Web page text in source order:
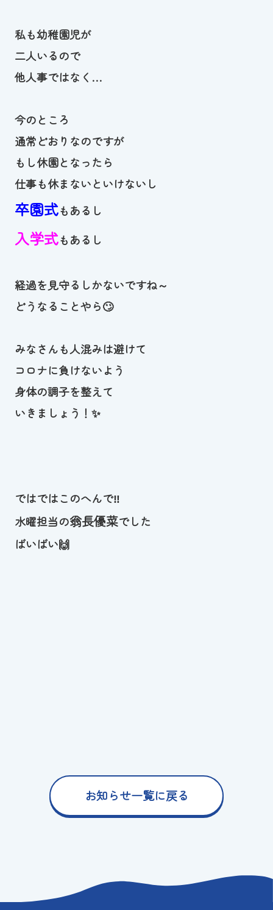
私も幼稚園児が
二人いるので
他人事ではなく…
今のところ
通常どおりなのですが
もし休園となったら
仕事も休まないといけないし
卒園式もあるし
入学式もあるし
経過を見守るしかないですね～
どうなることやら🙄
みなさんも人混みは避けて
コロナに負けないよう
身体の調子を整えて
いきましょう！✨
ではではこのへんで‼
水曜担当の翁長優菜でした
ばいばい🙌
お知らせ一覧に戻る